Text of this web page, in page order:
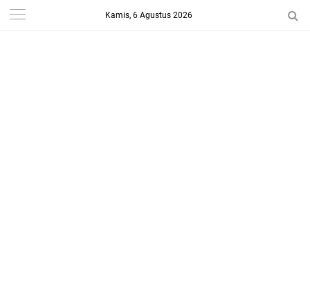
Kamis, 6 Agustus 2026